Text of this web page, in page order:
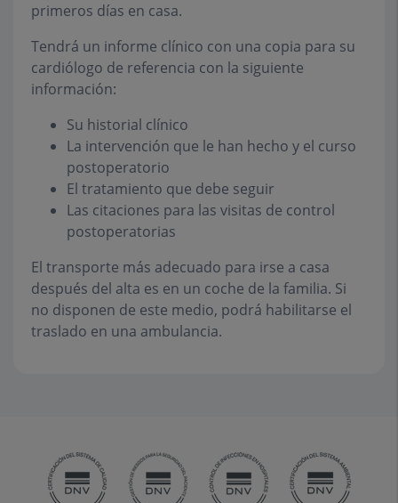
primeros días en casa.
Tendrá un informe clínico con una copia para su
cardiólogo de referencia con la siguiente
información:
Su historial clínico
La intervención que le han hecho y el curso
postoperatorio
El tratamiento que debe seguir
Las citaciones para las visitas de control
postoperatorias
El transporte más adecuado para irse a casa
después del alta es en un coche de la familia. Si
no disponen de este medio, podrá habilitarse el
traslado en una ambulancia.